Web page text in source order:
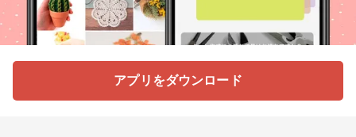
アプリをダウンロード